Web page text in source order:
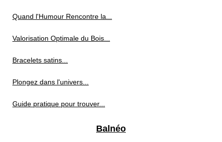
Quand l'Humour Rencontre la...
Valorisation Optimale du Bois...
Bracelets satins...
Plongez dans l'univers...
Guide pratique pour trouver...
Balnéo